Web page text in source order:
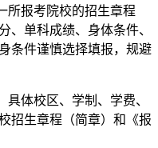
所报考院校的招生章程
、单科成绩、身体条件、
条件谨慎选择填报，规避
体校区、学制、学费、
招生章程（简章）和《报